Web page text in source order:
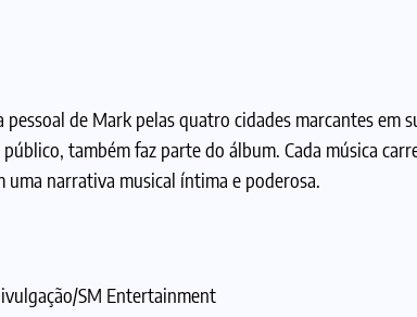
de Mark pelas quatro cidades marcantes em
também faz parte do álbum. Cada música
uma narrativa musical íntima e poderosa.
SM Entertainment